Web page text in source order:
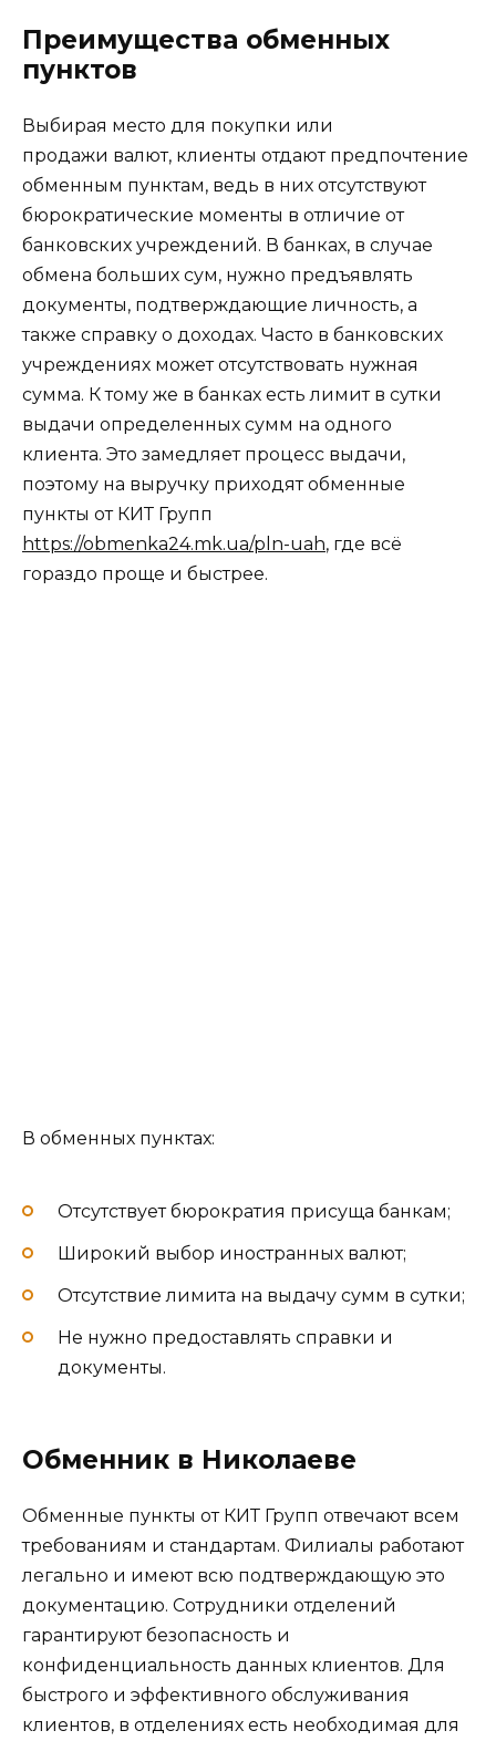
Преимущества обменных
пунктов
Выбирая место для покупки или
продажи валют, клиенты отдают предпочтение
обменным пунктам, ведь в них отсутствуют
бюрократические моменты в отличие от
банковских учреждений. В банках, в случае
обмена больших сум, нужно предъявлять
документы, подтверждающие личность, а
также справку о доходах. Часто в банковских
учреждениях может отсутствовать нужная
сумма. К тому же в банках есть лимит в сутки
выдачи определенных сумм на одного
клиента. Это замедляет процесс выдачи,
поэтому на выручку приходят обменные
пункты от КИТ Групп
https://obmenka24.mk.ua/pln-uah, где всё
гораздо проще и быстрее.
В обменных пунктах:
Отсутствует бюрократия присуща банкам;
Широкий выбор иностранных валют;
Отсутствие лимита на выдачу сумм в сутки;
Не нужно предоставлять справки и
документы.
Обменник в Николаеве
Обменные пункты от КИТ Групп отвечают всем
требованиям и стандартам. Филиалы работают
легально и имеют всю подтверждающую это
документацию. Сотрудники отделений
гарантируют безопасность и
конфиденциальность данных клиентов. Для
быстрого и эффективного обслуживания
клиентов, в отделениях есть необходимая для